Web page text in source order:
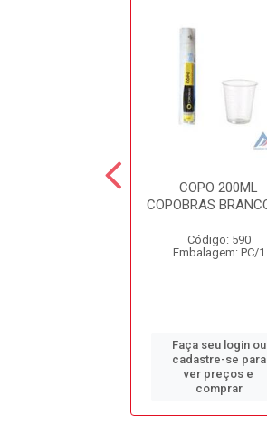
COPO 200ML
COPOBRAS
Código: 590
Embalagem: PC/1
Faça seu login ou
cadastre-se para
ver preços e
comprar